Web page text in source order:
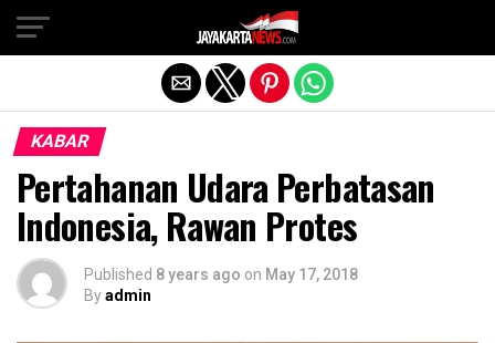
KABAR
Pertahanan Udara Perbatasan
Indonesia, Rawan Protes
Published 8 years ago on May 17, 2018
Byadmin
Exit mobile version